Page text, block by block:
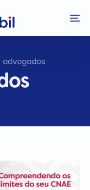
advogados